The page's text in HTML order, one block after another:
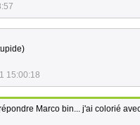
15:00:18
Marco bin... j'ai colorié